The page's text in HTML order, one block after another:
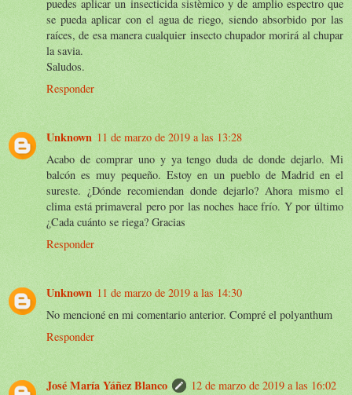
puedes aplicar un insecticida sistèmico y de amplio espectro que
se pueda aplicar con el agua de riego, siendo absorbido por las
raíces, de esa manera cualquier insecto chupador morirá al chupar
la savia.
Saludos.
Responder
Unknown 11 de marzo de 2019 a las 13:28
Acabo de comprar uno y ya tengo duda de donde dejarlo. Mi
balcón es muy pequeño. Estoy en un pueblo de Madrid en el
sureste. ¿Dónde recomiendan donde dejarlo? Ahora mismo el
clima está primaveral pero por las noches hace frío. Y por último
¿Cada cuánto se riega? Gracias
Responder
Unknown 11 de marzo de 2019 a las 14:30
No mencioné en mi comentario anterior. Compré el polyanthum
Responder
José María Yáñez Blanco
12 de marzo de 2019 a las 16:02